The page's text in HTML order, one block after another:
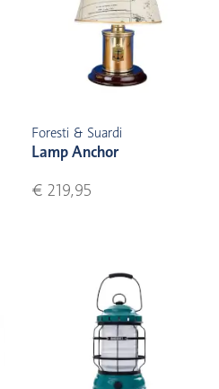
Foresti & Suardi
Lamp Anchor
€ 219,95